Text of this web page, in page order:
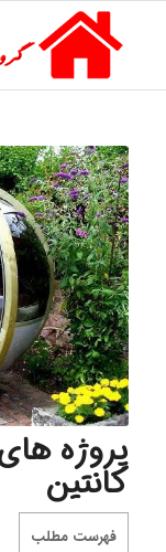
پروژه
کانتین
فهرست مطلب